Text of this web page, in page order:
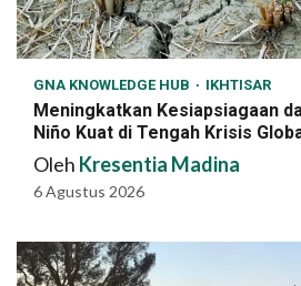
GNA KNOWLEDGE HUB IKHTISAR
Meningkatkan Kesiapsiagaan
Niño Kuat di Tengah Krisis
Oleh Kresentia Madina
6 Agustus 2026